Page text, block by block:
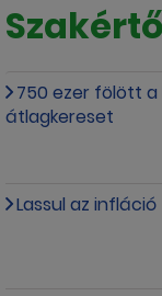
750 ezer fölött
átlagkereset
Lassul az infláció